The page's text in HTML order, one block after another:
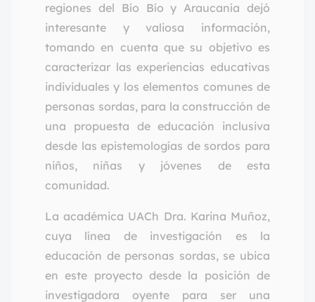
regiones del Bío Bío y Araucanía dejó
interesante y valiosa información,
tomando en cuenta que su objetivo es
caracterizar las experiencias educativas
individuales y los elementos comunes de
personas sordas, para la construcción de
una propuesta de educación inclusiva
desde las epistemologías de sordos para
niños, niñas y jóvenes de esta
comunidad.
La académica UACh Dra. Karina Muñoz,
cuya línea de investigación es la
educación de personas sordas, se ubica
en este proyecto desde la posición de
investigadora oyente para ser una